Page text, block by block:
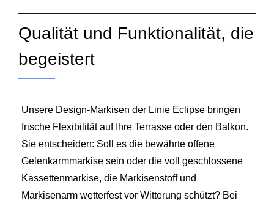
Qualität und Funktionalität, die
begeistert
Unsere Design‑Markisen der Linie Eclipse bringen
frische Flexibilität auf Ihre Terrasse oder den Balkon.
Sie entscheiden: Soll es die bewährte offene
Gelenkarmmarkise sein oder die voll geschlossene
Kassettenmarkise, die Markisenstoff und
Markisenarm wetterfest vor Witterung schützt? Bei